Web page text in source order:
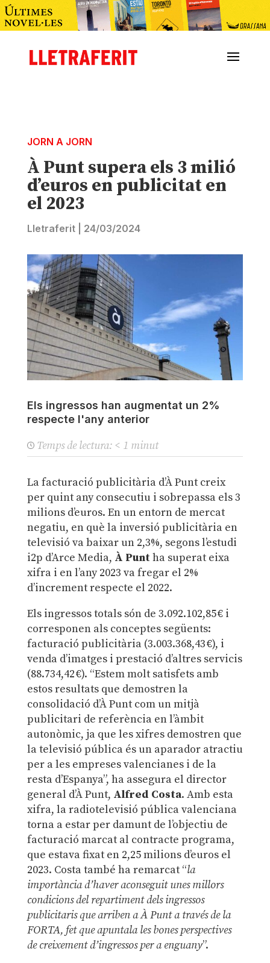
JORN A JORN
À Punt supera els 3 milió
d’euros en publicitat en
el 2023
Lletraferit| 24/03/2024
Els ingressos han augmentat un 2%
respecte l'any anterior
Temps de lectura: < 1 minut
La facturació publicitària d’À Punt creix
per quint any consecutiu i sobrepassa els 3
milions d’euros. En un entorn de mercat
negatiu, en què la inversió publicitària en
televisió va baixar un 2,3%, segons l’estudi
i2p d’Arce Media, À Puntha superat eixa
xifra i en l’any 2023 va fregar el 2%
d’increment respecte el 2022.
Els ingressos totals són de 3.092.102,85 € i
corresponen als conceptes següents:
facturació publicitària (3.003.368,43 €), i
venda d’imatges i prestació d’altres servicis
(88.734,42 €). “Estem molt satisfets amb
estos resultats que demostren la
consolidació d’À Punt com un mitjà
publicitari de referència en l’àmbit
autonòmic, ja que les xifres demostren que
la televisió pública és un aparador atractiu
per a les empreses valencianes i de la
resta d’Espanya”, ha assegura el director
general d’À Punt, Alfred Costa. Amb esta
xifra, la radiotelevisió pública valenciana
torna a estar per damunt de l’objectiu de
facturació marcat al contracte programa,
que estava fixat en 2,25 milions d’euros el
2023. Costa també ha remarcat “la
importància d’haver aconseguit unes millors
condicions del repartiment dels ingressos
publicitaris que arriben a À Punt a través de la
FORTA, fet que apuntala les bones perspectives
de creixement d’ingressos per a enguany”.